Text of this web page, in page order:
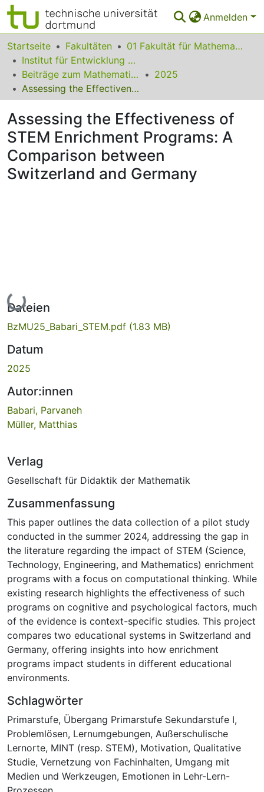
Anmelden
Bereiche & Sammlungen
Das gesamte Repositorium
Statistiken
FAQ
Leitlinien
Zurück zur Startseite
Startseite Fakultäten
01 Fakultät für Mathematik
Institut für Entwicklung und Erforschung des Mathematikunterrichts
Beiträge zum Mathematikunterricht
2025
Assessing the Effectiveness of STEM Enrichment Programs: A Comparison between Switzerland and Germany
Assessing the Effectiveness of
STEM Enrichment Programs: A
Comparison between
Switzerland and Germany
Lade...
Dateien
BzMU25_Babari_STEM.pdf (1.83 MB)
Datum
2025
Autor:innen
Babari, Parvaneh
Müller, Matthias
Verlag
Gesellschaft für Didaktik der Mathematik
Zusammenfassung
This paper outlines the data collection of a pilot study
conducted in the summer 2024, addressing the gap in
the literature regarding the impact of STEM (Science,
Technology, Engineering, and Mathematics) enrichment
programs with a focus on computational thinking. While
existing research highlights the effectiveness of such
programs on cognitive and psychological factors, much
of the evidence is context-specific studies. This project
compares two educational systems in Switzerland and
Germany, offering insights into how enrichment
programs impact students in different educational
environments.
Schlagwörter
Primarstufe, Übergang Primarstufe Sekundarstufe I,
Problemlösen, Lernumgebungen, Außerschulische
Lernorte, MINT (resp. STEM), Motivation, Qualitative
Studie, Vernetzung von Fachinhalten, Umgang mit
Medien und Werkzeugen, Emotionen in Lehr-Lern-